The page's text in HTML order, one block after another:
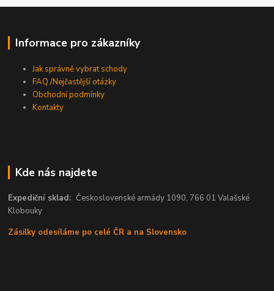
Informace pro zákazníky
Jak správně vybrat schody
FAQ /Nejčastější otázky
Obchodní podmínky
Kontakty
Kde nás najdete
Expediční sklad:Československé armády 1090, 766 01 Valašské
Klobouky
Zásilky odesíláme po celé ČR a na Slovensko